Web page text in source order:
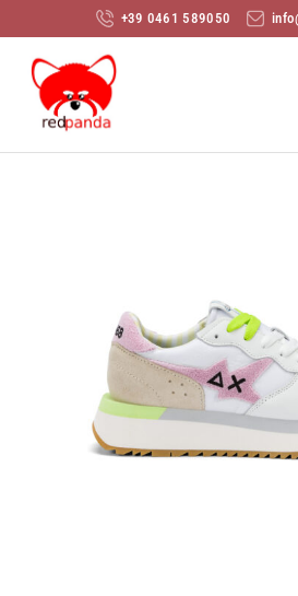
+39 0461 589050